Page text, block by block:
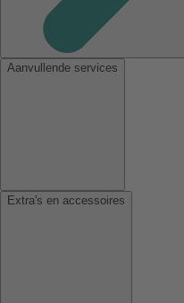
Aanvullende services
Extra's en accessoires